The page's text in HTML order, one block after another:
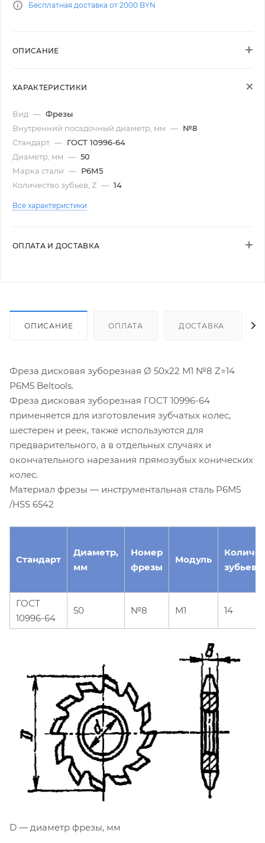
Бесплатная доставка от 2000 BYN
ОПИСАНИЕ
ХАРАКТЕРИСТИКИ
Вид — Фрезы
Внутренний посадочный диаметр, мм — №8
Стандарт — ГОСТ 10996-64
Диаметр, мм — 50
Марка стали — Р6М5
Количество зубьев, Z — 14
Все характеристики
ОПЛАТА И ДОСТАВКА
ОПИСАНИЕ ОПЛАТА ДОСТАВКА
Фреза дисковая зуборезная Ø 50х22 М1 №8 Z=14
Р6М5 Beltools.
Фреза дисковая зуборезная ГОСТ 10996-64
применяется для изготовления зубчатых колес,
шестерен и реек, также используются для
предварительного, а в отдельных случаях и
окончательного нарезания прямозубых конических
колес.
Материал фрезы — инструментальная сталь Р6М5
/HSS 6542
Стандарт
Диаметр,
мм
Номер
фрезы
Модуль
зубьев,
ГОСТ
10996-64
50 №8 М1 14
D — диаметр фрезы, мм